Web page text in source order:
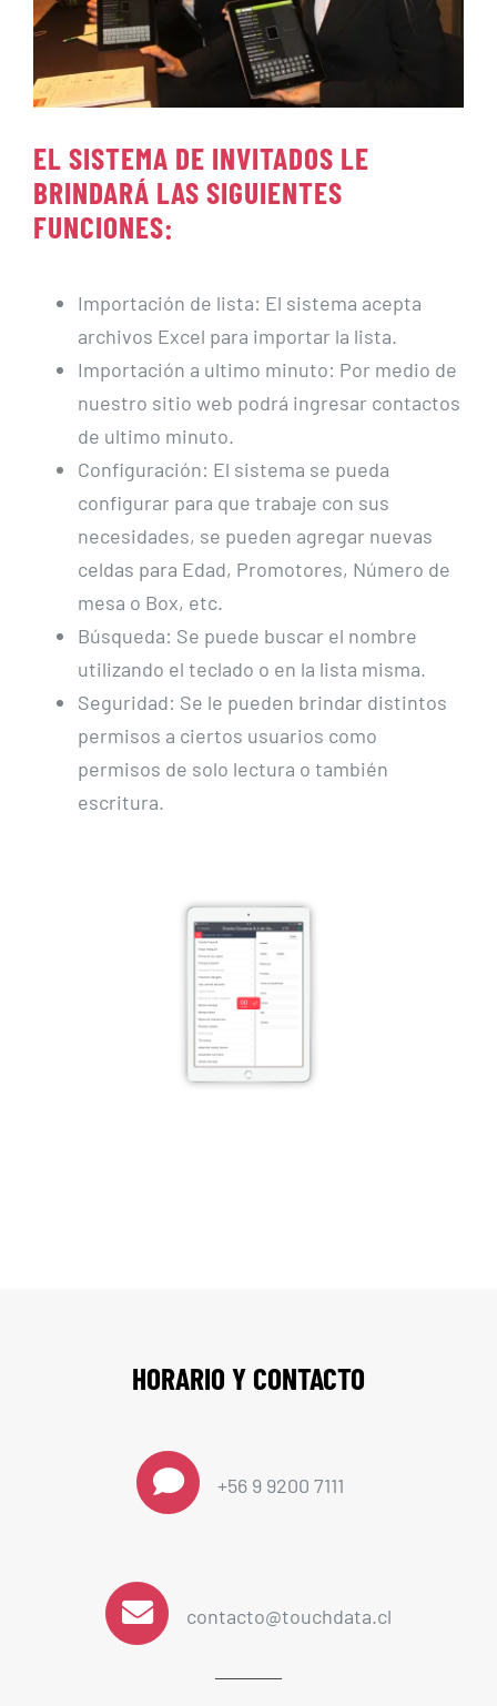
EL SISTEMA DE INVITADOS LE
BRINDARÁ LAS SIGUIENTES
FUNCIONES:
Importación de lista: El sistema acepta
archivos Excel para importar la lista.
Importación a ultimo minuto: Por medio de
nuestro sitio web podrá ingresar contactos
de ultimo minuto.
Configuración: El sistema se pueda
configurar para que trabaje con sus
necesidades, se pueden agregar nuevas
celdas para Edad, Promotores, Número de
mesa o Box, etc.
Búsqueda: Se puede buscar el nombre
utilizando el teclado o en la lista misma.
Seguridad: Se le pueden brindar distintos
permisos a ciertos usuarios como
permisos de solo lectura o también
escritura.
HORARIO Y CONTACTO
+56 9 9200 7111
contacto@touchdata.cl